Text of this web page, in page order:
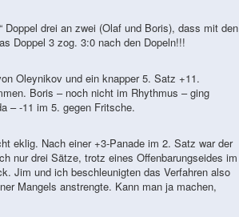
drei an zwei (Olaf und Boris), dass mit den
Doppel 3 zog. 3:0 nach den Dopeln!!!
Oleynikov und ein knapper 5. Satz +11.
Boris – noch nicht im Rhythmus – ging
– -11 im 5. gegen Fritsche.
eklig. Nach einer +3-Panade im 2. Satz war der
nur drei Sätze, trotz eines Offenbarungseides im
Jim und ich beschleunigten das Verfahren also
Mangels anstrengte. Kann man ja machen,